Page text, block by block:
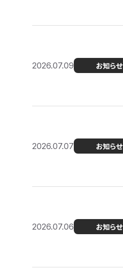
2026.07.09 お知らせ
2026.07.07 お知らせ
2026.07.06 お知らせ